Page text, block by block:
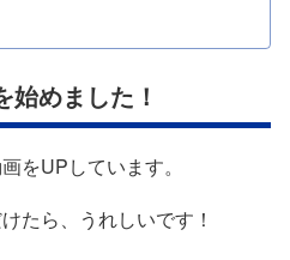
めました！
をUPしています。
たら、うれしいです！